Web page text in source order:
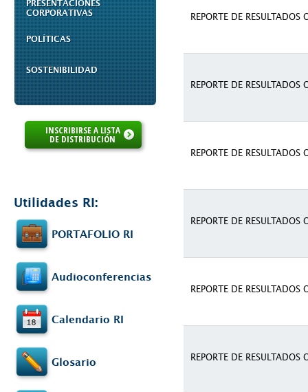
PRESENTACIONES
CORPORATIVAS
POLÍTICAS
SOSTENIBILIDAD
INSCRIBIRSE A LISTA
DE DISTRIBUCIÓN
Utilidades RI:
PORTAFOLIO RI
Audioconferencias
Calendario RI
Glosario
REPORTE DE RESULTADOS
REPORTE DE RESULTADOS
REPORTE DE RESULTADOS
REPORTE DE RESULTADOS
REPORTE DE RESULTADOS
REPORTE DE RESULTADOS